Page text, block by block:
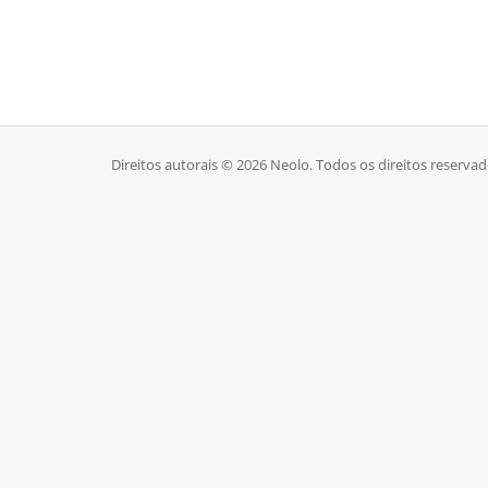
Direitos autorais © 2026 Neolo. Todos os direitos